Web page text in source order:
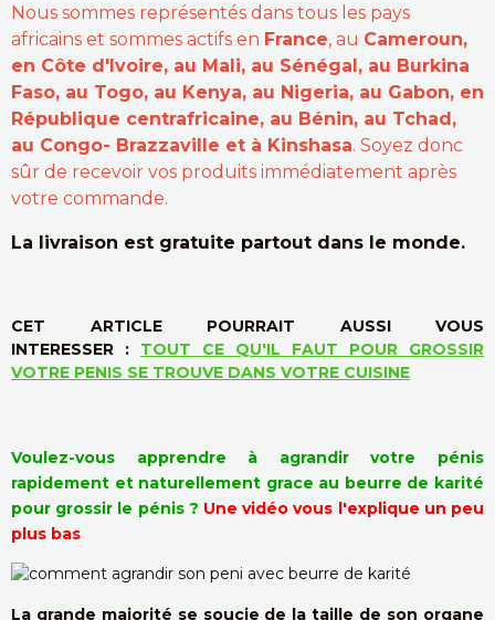
Nous sommes représentés dans tous les pays
africains et sommes actifs en France, au Cameroun,
en Côte d'Ivoire, au Mali, au Sénégal, au Burkina
Faso, au Togo, au Kenya, au Nigeria, au Gabon, en
République centrafricaine, au Bénin, au Tchad,
au Congo- Brazzaville et à Kinshasa. Soyez donc
sûr de recevoir vos produits immédiatement après
votre commande.
La livraison est gratuite partout dans le monde.
CET ARTICLE POURRAIT AUSSI VOUS
INTERESSER : TOUT CE QU'IL FAUT POUR GROSSIR
VOTRE PENIS SE TROUVE DANS VOTRE CUISINE
Voulez-vous apprendre à agrandir votre pénis
rapidement et naturellement grace au beurre de karité
pour grossir le pénis ? Une vidéo vous l'explique un peu
plus bas
La grande majorité se soucie de la taille de son organe